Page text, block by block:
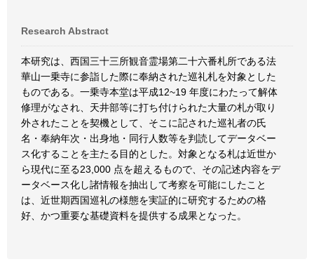
Research Abstract
本研究は、西国三十三所観音霊場第二十六番札所である法
華山一乗寺に参詣した際に奉納された巡礼札を対象とした
ものである。一乗寺本堂は平成12~19 年度にわたって解体
修理がなされ、天井部等に打ち付けられた大量の札が取り
外されたことを契機として、そこに記された巡礼者の氏
名・奉納年次・出身地・同行人数等を判読してデータベー
ス化することを主たる目的とした。対象となる札は近世か
ら現代に至る23,000 点を超えるもので、その記述内容をデ
ータベース化し諸情報を抽出して考察を可能にしたこと
は、近世期西国巡礼の様態を実証的に研究するための格
好、かつ重要な基礎資料を提供する成果となった。